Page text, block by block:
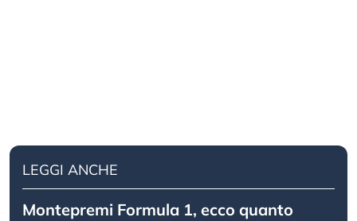
LEGGI ANCHE
Montepremi Formula 1, ecco quanto